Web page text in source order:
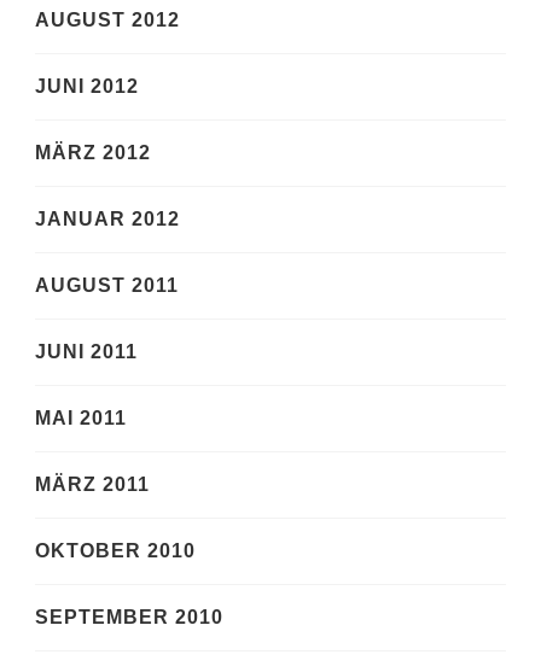
AUGUST 2012
JUNI 2012
MÄRZ 2012
JANUAR 2012
AUGUST 2011
JUNI 2011
MAI 2011
MÄRZ 2011
OKTOBER 2010
SEPTEMBER 2010